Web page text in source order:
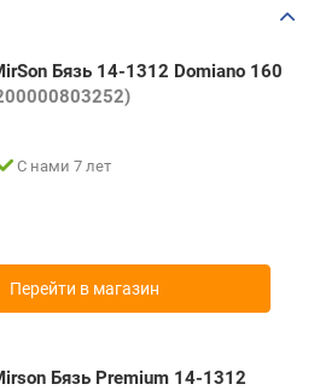
Бязь 14-1312 Domiano 160
С нами 7 лет
Перейти в магазин
Бязь Premium 14-1312